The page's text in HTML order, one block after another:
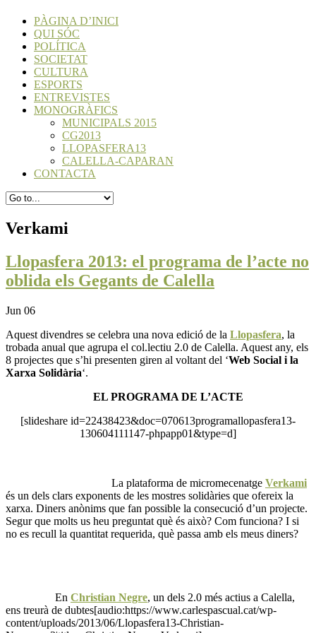
PÀGINA D’INICI
QUI SÓC
POLÍTICA
SOCIETAT
CULTURA
ESPORTS
ENTREVISTES
MONOGRÀFICS
MUNICIPALS 2015
CG2013
LLOPASFERA13
CALELLA-CAPARAN
CONTACTA
Verkami
Llopasfera 2013: el programa de l’acte no
oblida els Gegants de Calella
Jun 06
Aquest divendres se celebra una nova edició de la Llopasfera, la
trobada anual que agrupa el col.lectiu 2.0 de Calella. Aquest any, els
8 projectes que s’hi presenten giren al voltant del ‘Web Social i la
Xarxa Solidària‘.
EL PROGRAMA DE L’ACTE
[slideshare id=22438423&doc=070613programallopasfera13-
130604111147-phpapp01&type=d]
La plataforma de micromecenatge Verkami
és un dels clars exponents de les mostres solidàries que ofereix la
xarxa. Diners anònims que fan possible la consecució d’un projecte.
Segur que molts us heu preguntat què és això? Com funciona? I si
no es recull la quantitat requerida, què passa amb els meus diners?
En Christian Negre, un dels 2.0 més actius a Calella,
ens treurà de dubtes[audio:https://www.carlespascual.cat/wp-
content/uploads/2013/06/Llopasfera13-Christian-